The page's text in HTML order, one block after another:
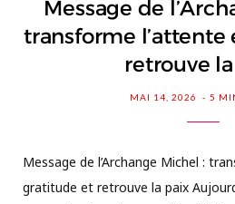
Message de
transforme
retrouve
MAI 14, 2026 5
Message de l’Archange Michel :
gratitude et retrouve la paix